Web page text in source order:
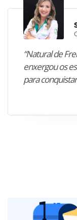
“Natural de
enxergou os
para